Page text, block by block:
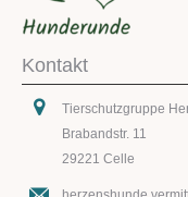
Kontakt
Tierschutzgruppe
Brabandstr. 11
29221 Celle